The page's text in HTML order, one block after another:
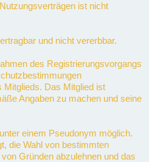
ist nicht
und nicht vererbbar.
des Registrierungsvorgangs
Mitglieds. Das Mitglied ist
Angaben zu machen und seine
einem Pseudonym möglich.
die Wahl von bestimmten
Gründen abzulehnen und das